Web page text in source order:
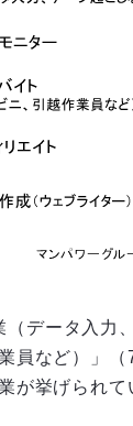
データ入力
員など）」
が挙げられて